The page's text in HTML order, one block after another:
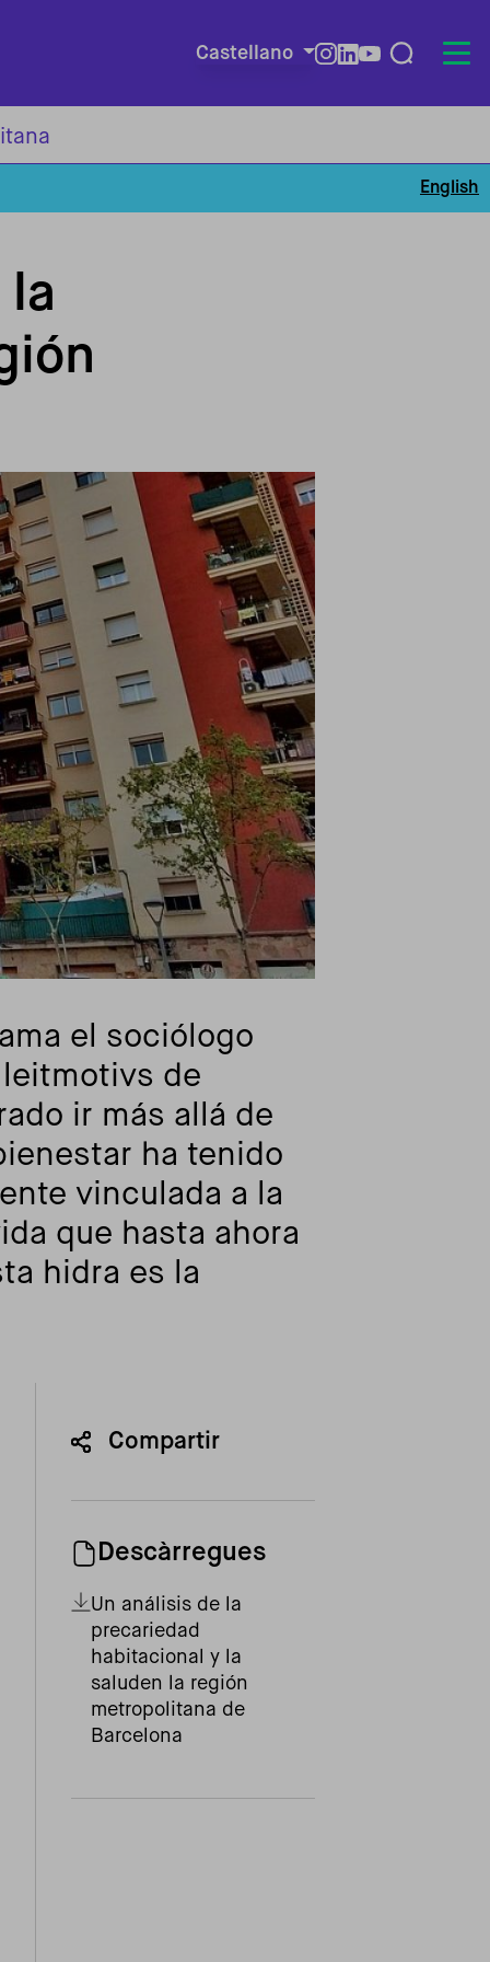
Castellano Redes
English
la
el sociólogo
de
ir más allá de
ha tenido
vinculada a la
que hasta ahora
hidra es la
Compartir
Descàrregues
Un análisis de la
precariedad
habitacional y la
saluden la región
metropolitana de
Barcelona